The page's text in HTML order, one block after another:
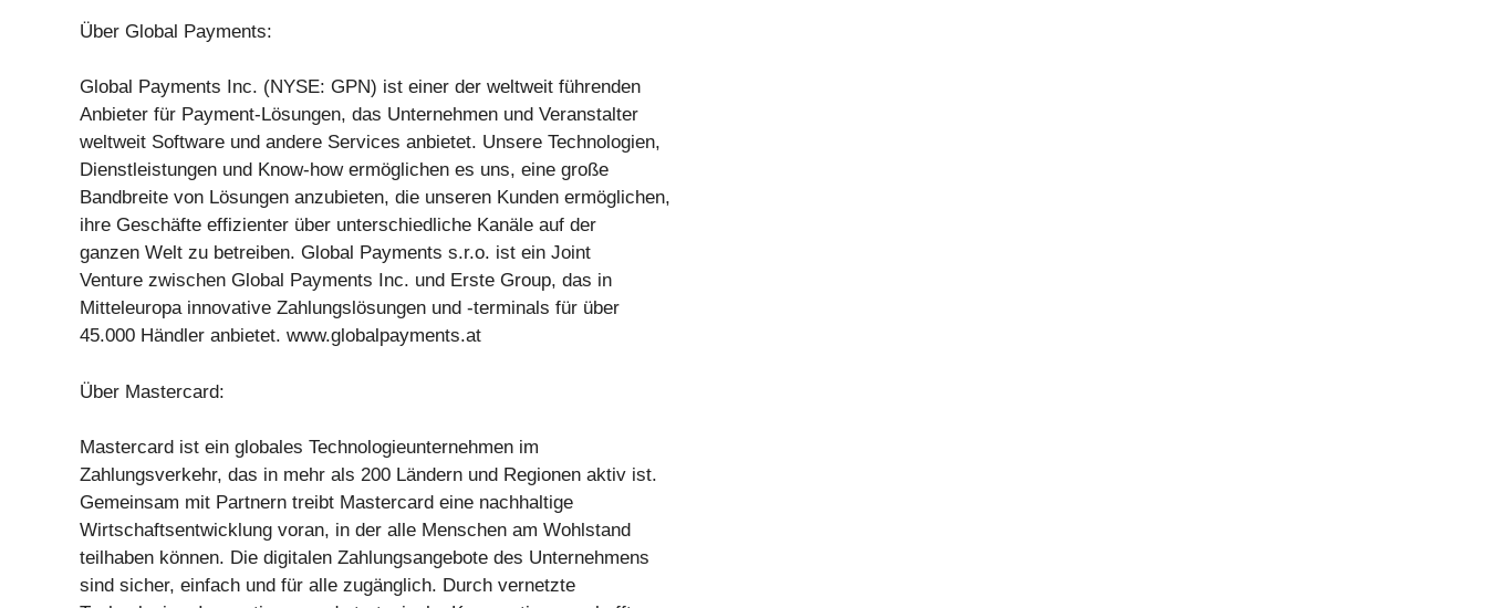
Über Global Payments:
Global Payments Inc. (NYSE: GPN) ist einer der weltweit führenden
Anbieter für Payment-Lösungen, das Unternehmen und Veranstalter
weltweit Software und andere Services anbietet. Unsere Technologien,
Dienstleistungen und Know-how ermöglichen es uns, eine große
Bandbreite von Lösungen anzubieten, die unseren Kunden ermöglichen,
ihre Geschäfte effizienter über unterschiedliche Kanäle auf der
ganzen Welt zu betreiben. Global Payments s.r.o. ist ein Joint
Venture zwischen Global Payments Inc. und Erste Group, das in
Mitteleuropa innovative Zahlungslösungen und -terminals für über
45.000 Händler anbietet. www.globalpayments.at
Über Mastercard:
Mastercard ist ein globales Technologieunternehmen im
Zahlungsverkehr, das in mehr als 200 Ländern und Regionen aktiv ist.
Gemeinsam mit Partnern treibt Mastercard eine nachhaltige
Wirtschaftsentwicklung voran, in der alle Menschen am Wohlstand
teilhaben können. Die digitalen Zahlungsangebote des Unternehmens
sind sicher, einfach und für alle zugänglich. Durch vernetzte